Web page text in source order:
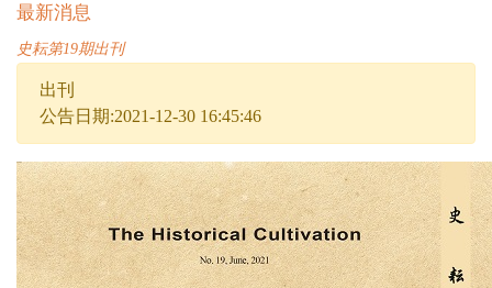
最新消息
史耘第19期出刊
出刊
公告日期:2021-12-30 16:45:46